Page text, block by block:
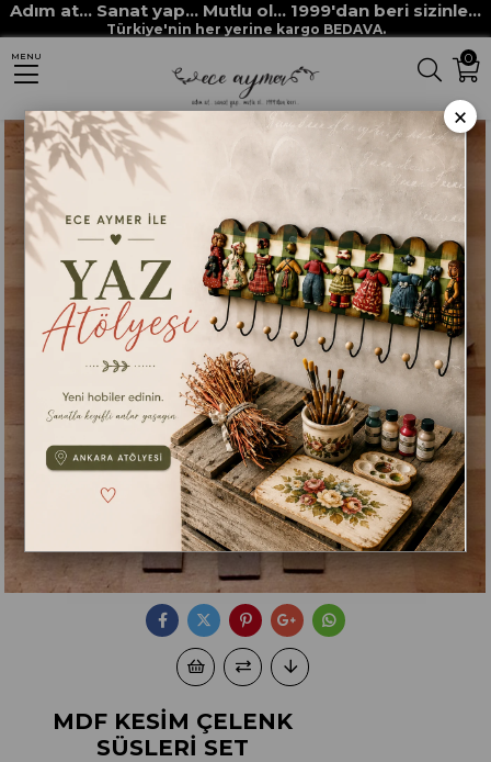
Adım at... Sanat yap... Mutlu ol... 1999'dan beri sizinle...
Türkiye'nin her yerine kargo BEDAVA.
0
MENU
Anasayfa HAM MALZEMELER MDF VE MASİF OBJELER
MDF KESİM ÇELENK SÜSLERİ SET
MDF KESİM ÇELENK
SÜSLERİ SET
×